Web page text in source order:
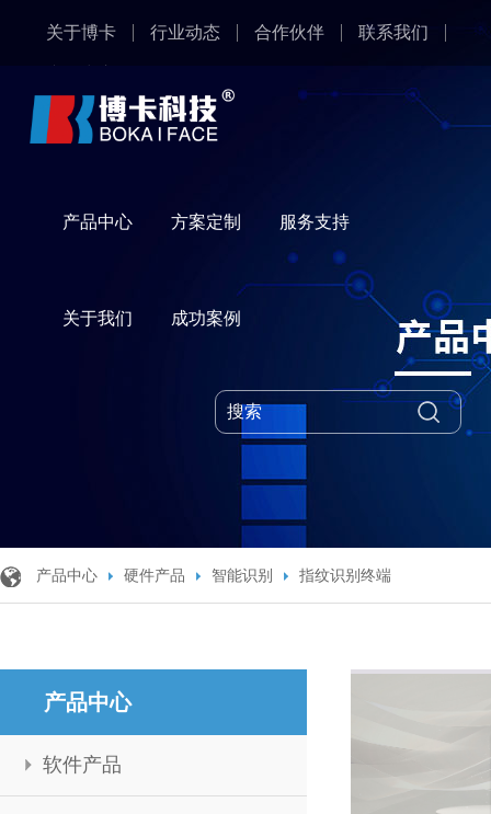
关于博卡 行业动态 合作伙伴 联系我们
产品中心 方案定制 服务支持
关于我们 成功案例
产品中心 硬件产品 智能识别 指纹识别终端
产品中心
软件产品